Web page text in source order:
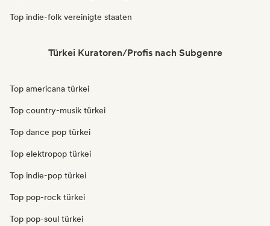
Top indie-folk vereinigte staaten
Türkei Kuratoren/Profis nach Subgenre
Top americana türkei
Top country-musik türkei
Top dance pop türkei
Top elektropop türkei
Top indie-pop türkei
Top pop-rock türkei
Top pop-soul türkei